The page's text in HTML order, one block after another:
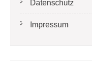
Datenschutz
Impressum